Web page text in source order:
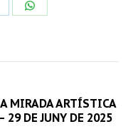
MIRADA ARTÍSTICA
29 DE JUNY DE 2025